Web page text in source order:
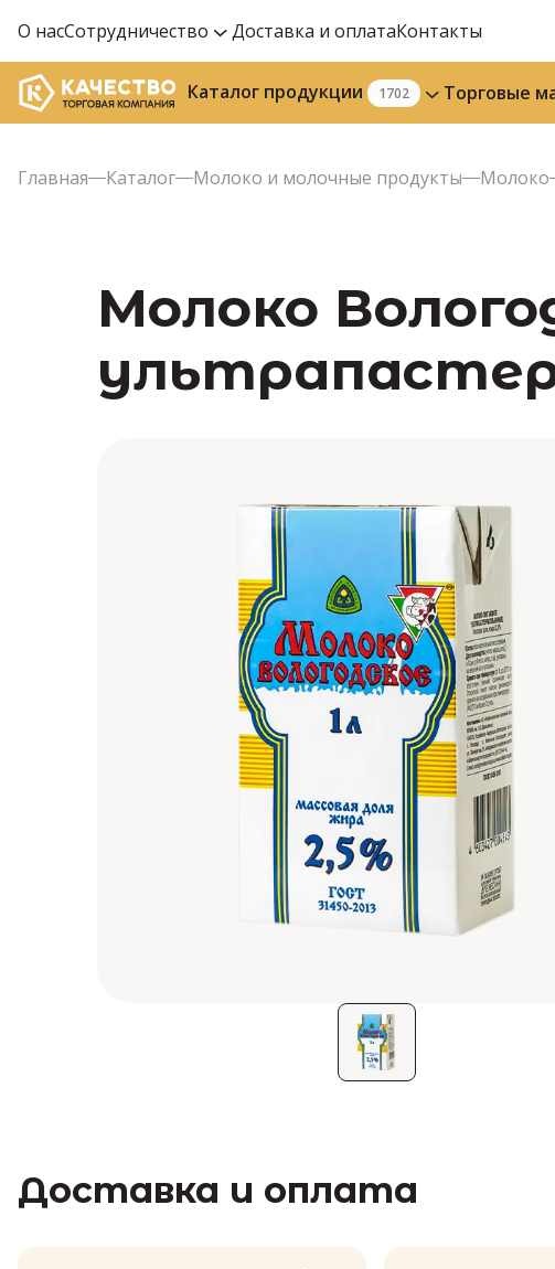
О насСотрудничество Доставка и оплатаКонтакты
Каталог продукции 1702 Торговые
Главная Каталог Молоко и молочные продукты Молоко
Молоко
Доставка и оплата